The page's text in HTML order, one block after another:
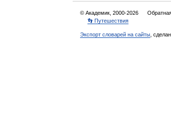
© Академик, 2000-2026
👣 Путешествия
Экспорт словарей на сайты ,